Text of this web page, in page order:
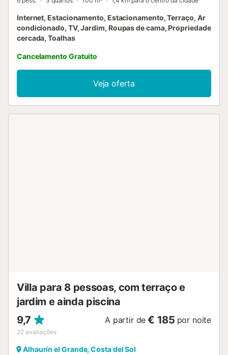
Internet, Estacionamento, Estacionamento, Terraço, Ar
condicionado, TV, Jardim, Roupas de cama, Propriedade
cercada, Toalhas
Cancelamento Gratuito
Veja oferta
Villa para 8 pessoas, com terraço e
jardim e ainda piscina
9,7
22 avaliações
A partir de € 185 por noite
Alhaurín el Grande, Costa del Sol